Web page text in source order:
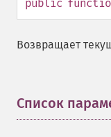
public
Возвращает
Список